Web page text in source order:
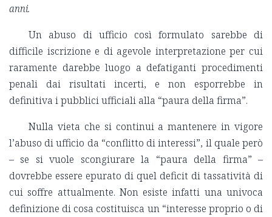
anni.
Un abuso di ufficio così formulato sarebbe di
difficile iscrizione e di agevole interpretazione per cui
raramente darebbe luogo a defatiganti procedimenti
penali dai risultati incerti, e non esporrebbe in
definitiva i pubblici ufficiali alla “paura della firma”.
Nulla vieta che si continui a mantenere in vigore
l’abuso di ufficio da “conflitto di interessi”, il quale però
– se si vuole scongiurare la “paura della firma” –
dovrebbe essere epurato di quel deficit di tassatività di
cui soffre attualmente. Non esiste infatti una univoca
definizione di cosa costituisca un “interesse proprio o di